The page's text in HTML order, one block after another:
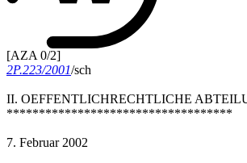
[AZA 0/2]
2P.223/2001/sch
II. OEFFENTLICHRECHTLICHE
***********************************
7. Februar 2002